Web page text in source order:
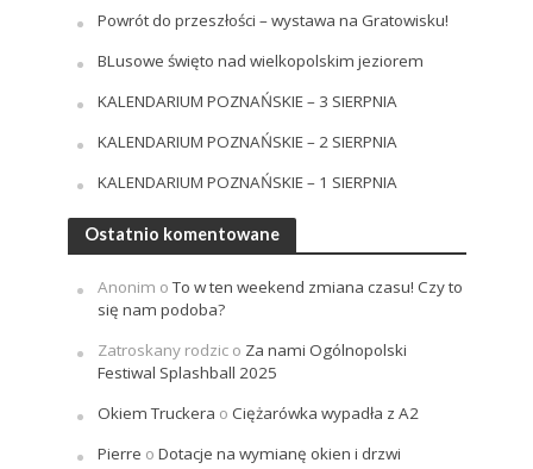
Powrót do przeszłości – wystawa na Gratowisku!
BLusowe święto nad wielkopolskim jeziorem
KALENDARIUM POZNAŃSKIE – 3 SIERPNIA
KALENDARIUM POZNAŃSKIE – 2 SIERPNIA
KALENDARIUM POZNAŃSKIE – 1 SIERPNIA
Ostatnio komentowane
Anonim oTo w ten weekend zmiana czasu! Czy to
się nam podoba?
Zatroskany rodzico Za nami Ogólnopolski
Festiwal Splashball 2025
Okiem Truckera o Ciężarówka wypadła z A2
Pierre o Dotacje na wymianę okien i drzwi